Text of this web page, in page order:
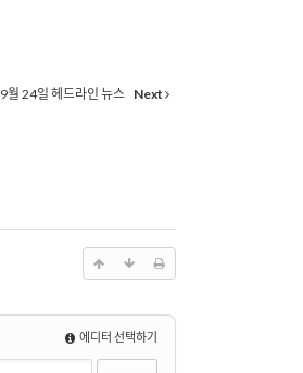
9월 24일 헤드라인 뉴스 Next
에디터 선택하기